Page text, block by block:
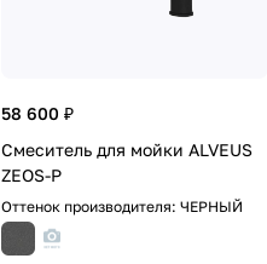
58 600 ₽
Смеситель для мойки ALVEUS
ZEOS-P
Оттенок производителя: ЧЕРНЫЙ